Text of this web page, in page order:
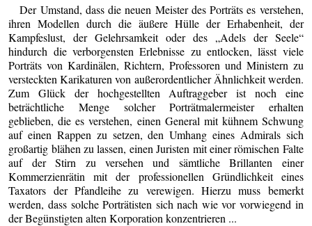
Der Umstand, dass die neuen Meister des Porträts es verstehen,
ihren Modellen durch die äußere Hülle der Erhabenheit, der
Kampfeslust, der Gelehrsamkeit oder des „Adels der Seele“
hindurch die verborgensten Erlebnisse zu entlocken, lässt viele
Porträts von Kardinälen, Richtern, Professoren und Ministern zu
versteckten Karikaturen von außerordentlicher Ähnlichkeit werden.
Zum Glück der hochgestellten Auftraggeber ist noch eine
beträchtliche Menge solcher Porträtmalermeister erhalten
geblieben, die es verstehen, einen General mit kühnem Schwung
auf einen Rappen zu setzen, den Umhang eines Admirals sich
großartig blähen zu lassen, einen Juristen mit einer römischen Falte
auf der Stirn zu versehen und sämtliche Brillanten einer
Kommerzienrätin mit der professionellen Gründlichkeit eines
Taxators der Pfandleihe zu verewigen. Hierzu muss bemerkt
werden, dass solche Porträtisten sich nach wie vor vorwiegend in
der Begünstigten alten Korporation konzentrieren ...